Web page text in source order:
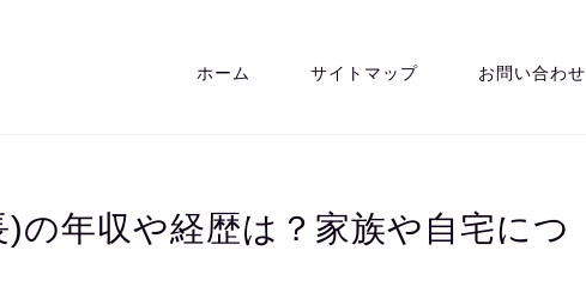
ホーム サイトマップ お問い合わせ
の年収や経歴は？家族や自宅につ